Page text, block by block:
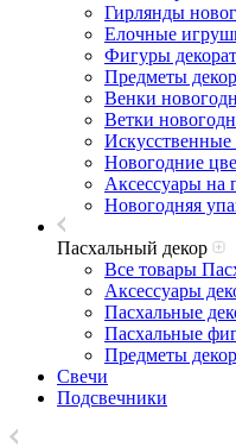
Гирлянды
Елочные
Фигуры
Предметы
Венки
Ветки
Искусственные
Новогодние
Аксессуары на
Новогодняя
Пасхальный декор
Все товары
Аксессуары
Пасхальные
Пасхальные
Предметы
Свечи
Подсвечники